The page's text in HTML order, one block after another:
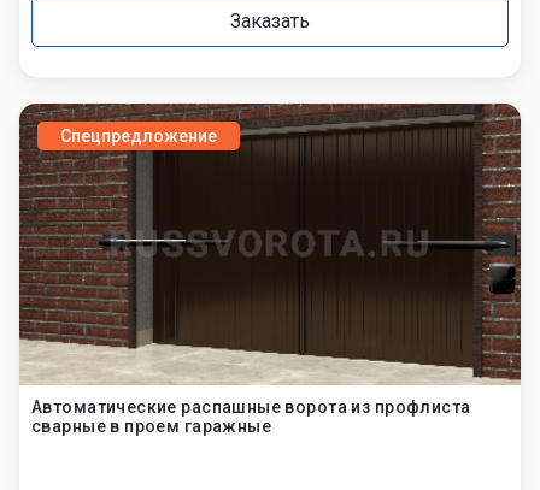
Заказать
Спецпредложение
Автоматические распашные ворота из профлиста
сварные в проем гаражные